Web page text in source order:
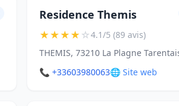
Residence Themis
★★★★☆4.1/5 (89 avis)
THEMIS, 73210 La Plagne
📞 +33603980063🌐 Site web